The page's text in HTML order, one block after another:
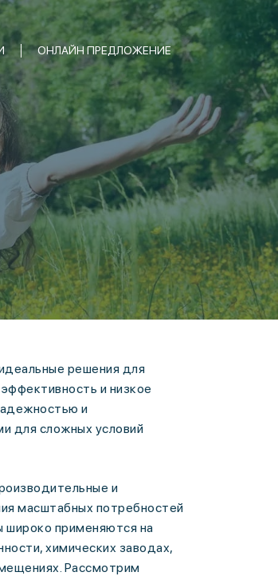
ОНЛАЙН ПРЕДЛОЖЕНИЕ
решения для
и низкое
и
для сложных условий
и
масштабных потребностей
широко применяются на
химических заводах,
Рассмотрим